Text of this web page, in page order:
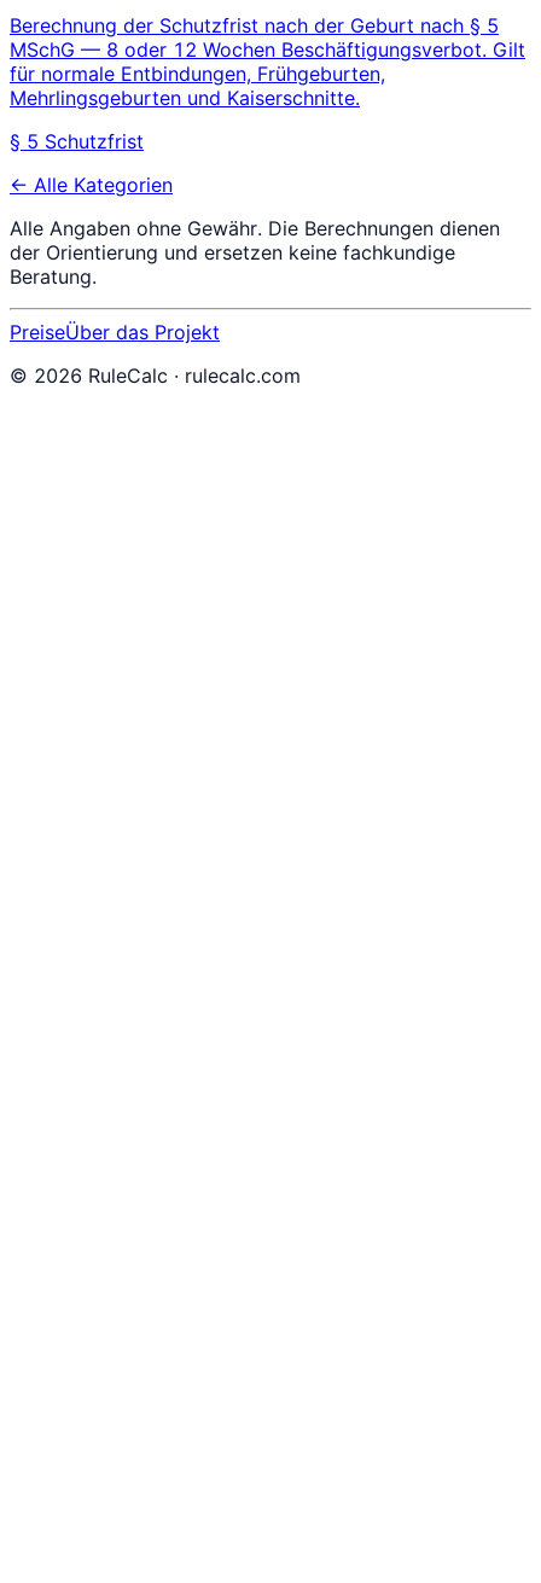
Berechnung der Schutzfrist nach der Geburt nach § 5
MSchG — 8 oder 12 Wochen Beschäftigungsverbot. Gilt
für normale Entbindungen, Frühgeburten,
Mehrlingsgeburten und Kaiserschnitte.
§ 5 Schutzfrist
← Alle Kategorien
Alle Angaben ohne Gewähr. Die Berechnungen dienen
der Orientierung und ersetzen keine fachkundige
Beratung.
PreiseÜber das Projekt
© 2026 RuleCalc · rulecalc.com